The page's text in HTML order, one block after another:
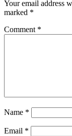
Your email address
marked *
Comment *
Name *
Email *